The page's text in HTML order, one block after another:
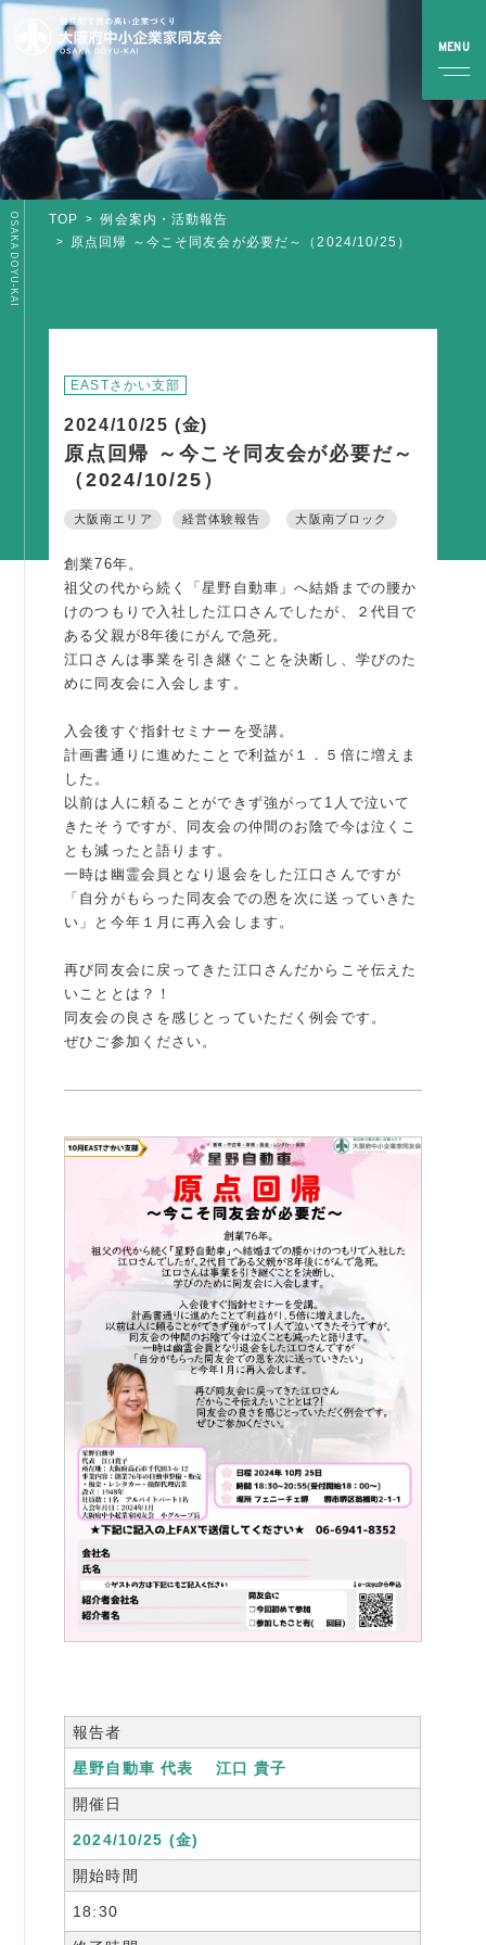
同友会について
調査・資料・提言
活動内容
全国行事
部会活動
同好会活動
同友会の地域づくり
産官学連携
障がい者雇用
例会案内・活動報告
入会案内
事務局
事務局のご案内
コンテンツ
06-6944-1251
TOP
例会案内・活動報告
原点回帰 ～今こそ同友会が必要だ～（2024/10/25）
OSAKA DOYU-KAI
EASTさかい支部
2024/10/25 (金)
原点回帰 ～今こそ同友会が必要だ～
（2024/10/25）
大阪南エリア 経営体験報告 大阪南ブロック
創業76年。
祖父の代から続く「星野自動車」へ結婚までの腰か
けのつもりで入社した江口さんでしたが、２代目で
ある父親が8年後にがんで急死。
江口さんは事業を引き継ぐことを決断し、学びのた
めに同友会に入会します。
入会後すぐ指針セミナーを受講。
計画書通りに進めたことで利益が１．５倍に増えま
した。
以前は人に頼ることができず強がって1人で泣いて
きたそうですが、同友会の仲間のお陰で今は泣くこ
とも減ったと語ります。
一時は幽霊会員となり退会をした江口さんですが
「自分がもらった同友会での恩を次に送っていきた
い」と今年１月に再入会します。
再び同友会に戻ってきた江口さんだからこそ伝えた
いこととは？！
同友会の良さを感じとっていただく例会です。
ぜひご参加ください。
報告者
星野自動車 代表 江口 貴子
開催日
2024/10/25 (金)
開始時間
18:30